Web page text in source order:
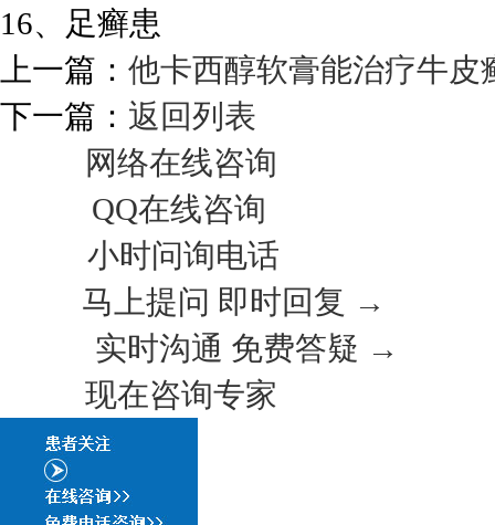
16、足癣患
上一篇： 他卡西醇软膏能治疗牛皮
下一篇： 返回列表
网络在线咨询
QQ在线咨询
小时问询电话
马上提问 即时回复 →
实时沟通 免费答疑 →
现在咨询专家